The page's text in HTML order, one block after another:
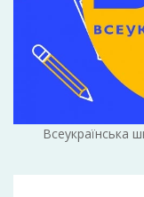
Всеукраїнська